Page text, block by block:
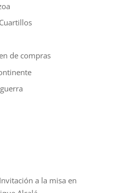
de compras
Invitación a la misa en